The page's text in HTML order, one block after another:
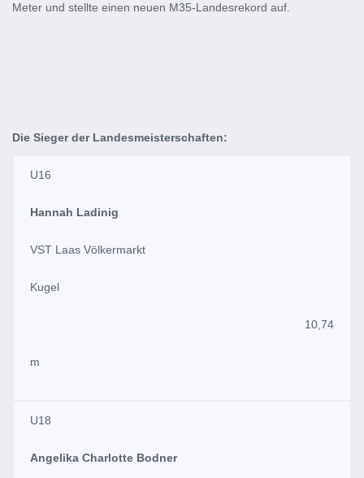
Meter und stellte einen neuen M35-Landesrekord auf.
Die Sieger der Landesmeisterschaften:
U16
Hannah Ladinig
VST Laas Völkermarkt
Kugel
10,74
m
U18
Angelika Charlotte Bodner